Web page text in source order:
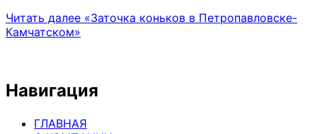
Читать далее «Заточка коньков в Петропавловске-
Камчатском»
Навигация
ГЛАВНАЯ